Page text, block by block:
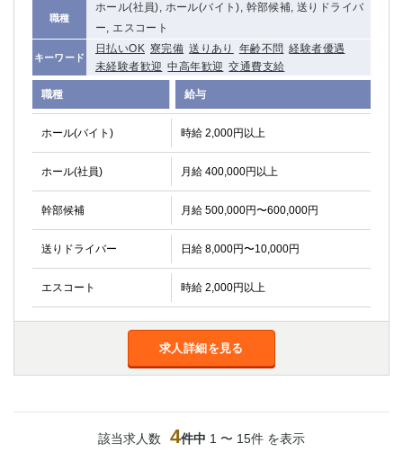
職種
ホール(社員), ホール(バイト), 幹部候補, 送りドライバ
ー, エスコート
キーワード
日払いOK 寮完備 送りあり 年齢不問 経験者優遇
未経験者歓迎 中高年歓迎 交通費支給
職種 給与
ホール(バイト) 時給 2,000円以上
ホール(社員) 月給 400,000円以上
幹部候補 月給 500,000円〜600,000円
送りドライバー 日給 8,000円〜10,000円
エスコート 時給 2,000円以上
求人詳細を見る
該当求人数 4件中 1 〜 15件 を表示